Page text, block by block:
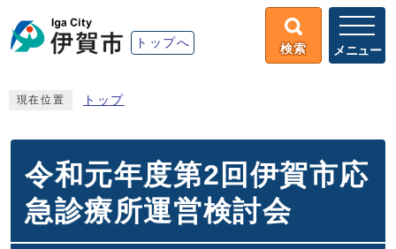
トップへ 検索 メニュー
現在位置 トップ
令和元年度第2回伊賀市応
急診療所運営検討会